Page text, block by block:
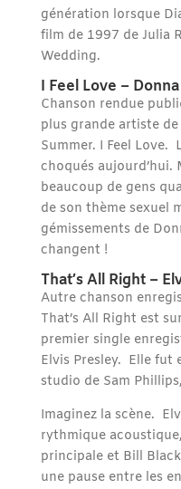
génération lorsque
film de 1997 de Julia
Wedding.
I Feel Love –
Chanson rendue
plus grande artiste
Summer. I Feel Love.
choqués
beaucoup de gens
de son thème sexuel
gémissements de
changent !
That’s All Right –
Autre chanson
That’s All Right est
premier single
Elvis Presley. Elle fut
studio de Sam
Imaginez la scène.
rythmique
principale et Bill
une pause entre les